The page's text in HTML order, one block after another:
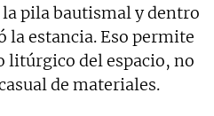
pila bautismal y dentro
la estancia. Eso permite
litúrgico del espacio, no
de materiales.